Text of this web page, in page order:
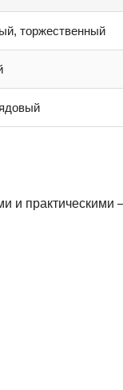
торжественный
и практическими